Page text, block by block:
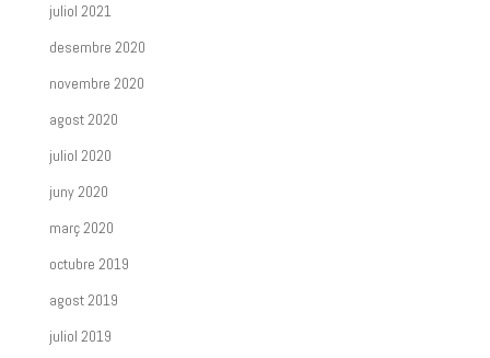
juliol 2021
desembre 2020
novembre 2020
agost 2020
juliol 2020
juny 2020
març 2020
octubre 2019
agost 2019
juliol 2019